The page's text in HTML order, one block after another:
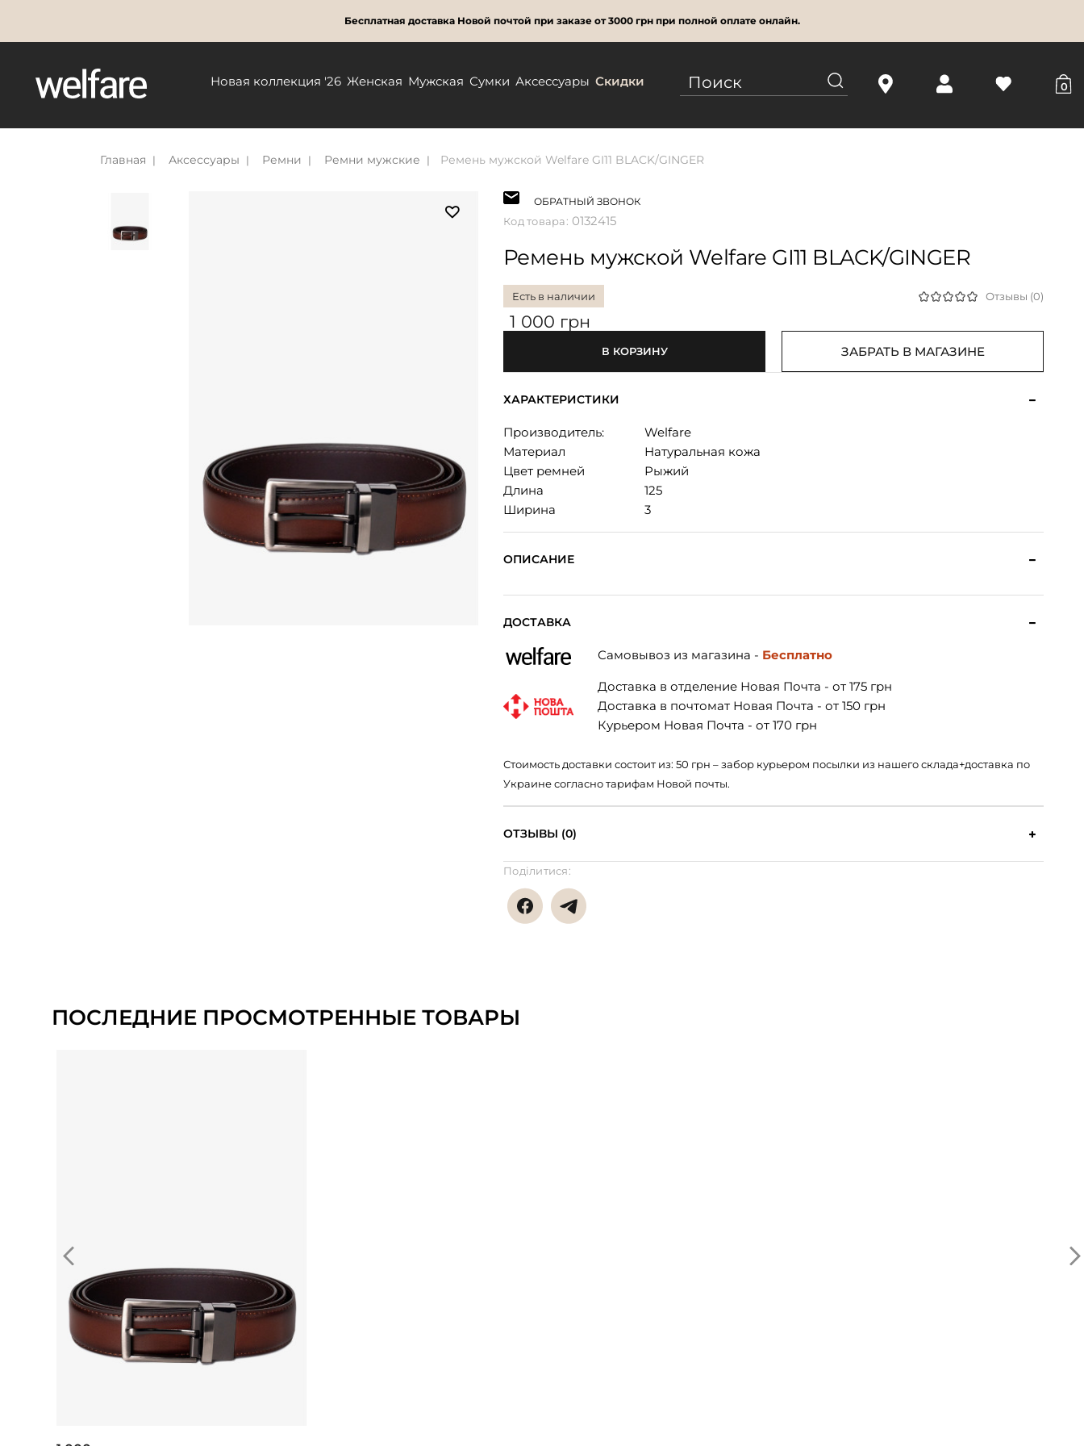
Бесплатная доставка Новой почтой при заказе от 3000 грн при полной оплате онлайн.
Новая коллекция '26 Женская Мужская Сумки Аксессуары Скидки 0
Главная Аксессуары Ремни Ремни мужские Ремень мужской Welfare GI11 BLACK/GINGER
ОБРАТНЫЙ ЗВОНОК
Код товара: 0132415
Ремень мужской Welfare GI11 BLACK/GINGER
Есть в наличии Отзывы (0)
1 000 грн
В КОРЗИНУ ЗАБРАТЬ В МАГАЗИНЕ
ХАРАКТЕРИСТИКИ
Производитель:
Welfare
Материал
Натуральная кожа
Цвет ремней
Рыжий
Длина
125
Ширина
3
ОПИСАНИЕ
ДОСТАВКА
Самовывоз из магазина - Бесплатно
Доставка в отделение Новая Почта - от 175 грн
Доставка в почтомат Новая Почта - от 150 грн
Курьером Новая Почта - от 170 грн
Стоимость доставки состоит из: 50 грн – забор курьером посылки из нашего склада+доставка по
Украине согласно тарифам Новой почты.
ОТЗЫВЫ (0)
Поділитися:
ПОСЛЕДНИЕ ПРОСМОТРЕННЫЕ ТОВАРЫ